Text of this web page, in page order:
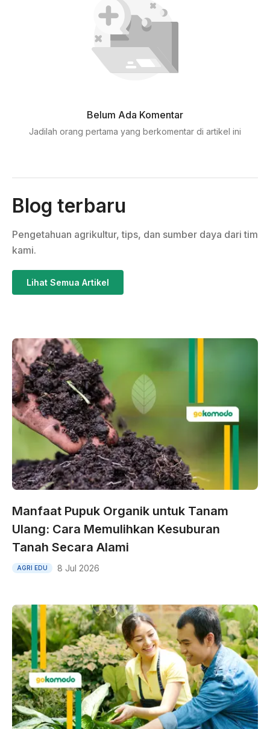
Belum Ada Komentar
Jadilah orang pertama yang berkomentar di artikel ini
Blog terbaru
Pengetahuan agrikultur, tips, dan sumber daya dari tim
kami.
Lihat Semua Artikel
Manfaat Pupuk Organik untuk Tanam
Ulang: Cara Memulihkan Kesuburan
Tanah Secara Alami
AGRI EDU 8 Jul 2026